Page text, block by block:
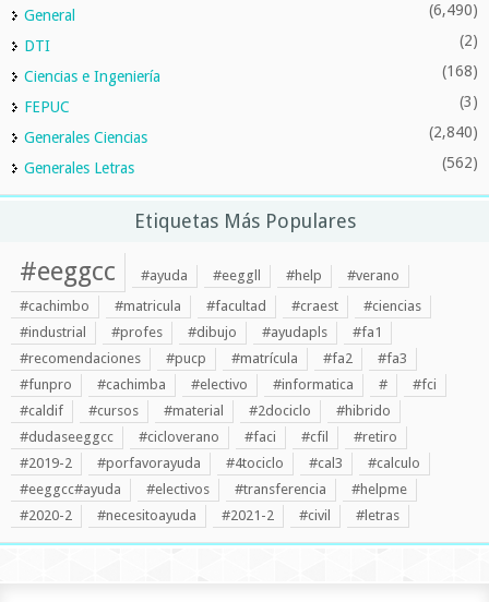
General
(6,490)
DTI (2)
Ciencias e Ingeniería (168)
FEPUC (3)
Generales Ciencias (2,840)
Generales Letras (562)
Etiquetas Más Populares
#eeggcc #ayuda #eeggll #help
#verano
#cachimbo
#matricula #facultad #craest
#ciencias
#industrial
#profes #dibujo #ayudapls
#fa1
#recomendaciones
#pucp #matrícula #fa2
#fa3
#funpro
#cachimba #electivo #informatica #
#fci
#caldif
#cursos #material #2dociclo
#hibrido
#dudaseeggcc
#cicloverano #faci #cfil
#retiro
#2019-2
#porfavorayuda #4tociclo #cal3
#calculo
#eeggcc#ayuda
#electivos #transferencia
#helpme
#2020-2
#necesitoayuda #2021-2 #civil #letras